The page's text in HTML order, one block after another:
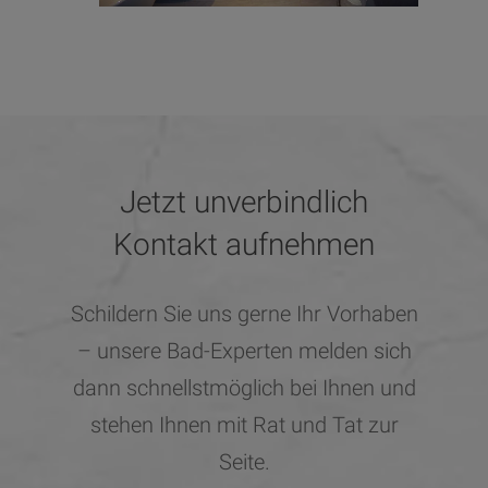
Jetzt unverbindlich
Kontakt aufnehmen
Schildern Sie uns gerne Ihr Vorhaben
– unsere Bad-Experten melden sich
dann schnellstmöglich bei Ihnen und
stehen Ihnen mit Rat und Tat zur
Seite.